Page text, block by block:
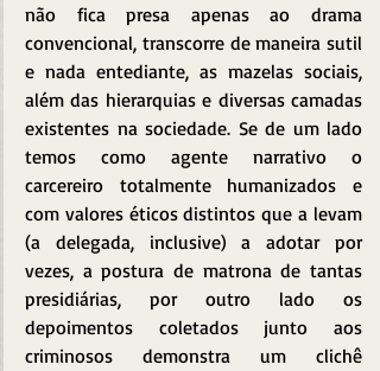
não fica presa apenas ao drama
convencional, transcorre de maneira sutil
e nada entediante, as mazelas sociais,
além das hierarquias e diversas camadas
existentes na sociedade. Se de um lado
temos como agente narrativo o
carcereiro totalmente humanizados e
com valores éticos distintos que a levam
(a delegada, inclusive) a adotar por
vezes, a postura de matrona de tantas
presidiárias, por outro lado os
depoimentos coletados junto aos
criminosos demonstra um clichê